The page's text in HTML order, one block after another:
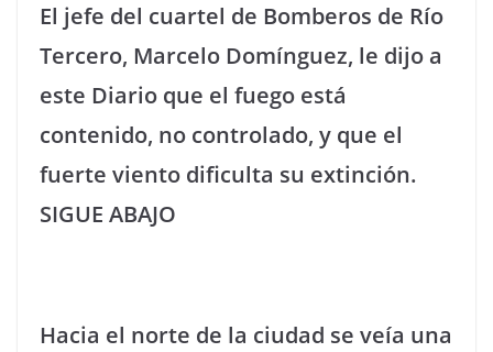
El jefe del cuartel de Bomberos de Río
Tercero, Marcelo Domínguez, le dijo a
este Diario que el fuego está
contenido, no controlado, y que el
fuerte viento dificulta su extinción.
SIGUE ABAJO
Hacia el norte de la ciudad se veía una